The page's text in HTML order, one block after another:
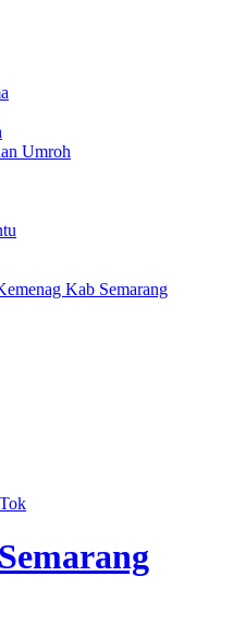
Umroh
Kab Semarang